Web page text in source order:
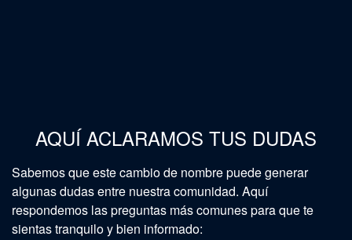
AQUÍ ACLARAMOS TUS DUDAS
Sabemos que este cambio de nombre puede generar
algunas dudas entre nuestra comunidad. Aquí
respondemos las preguntas más comunes para que te
sientas tranquilo y bien informado: